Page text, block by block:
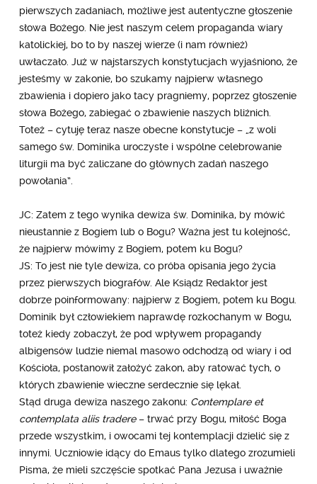
pierwszych zadaniach, możliwe jest autentyczne głoszenie
słowa Bożego. Nie jest naszym celem propaganda wiary
katolickiej, bo to by naszej wierze (i nam również)
uwłaczało. Już w najstarszych konstytucjach wyjaśniono, że
jesteśmy w zakonie, bo szukamy najpierw własnego
zbawienia i dopiero jako tacy pragniemy, poprzez głoszenie
słowa Bożego, zabiegać o zbawienie naszych bliźnich.
Toteż – cytuję teraz nasze obecne konstytucje – „z woli
samego św. Dominika uroczyste i wspólne celebrowanie
liturgii ma być zaliczane do głównych zadań naszego
powołania”.
JC: Zatem z tego wynika dewiza św. Dominika, by mówić
nieustannie z Bogiem lub o Bogu? Ważna jest tu kolejność,
że najpierw mówimy z Bogiem, potem ku Bogu?
JS: To jest nie tyle dewiza, co próba opisania jego życia
przez pierwszych biografów. Ale Ksiądz Redaktor jest
dobrze poinformowany: najpierw z Bogiem, potem ku Bogu.
Dominik był człowiekiem naprawdę rozkochanym w Bogu,
toteż kiedy zobaczył, że pod wpływem propagandy
albigensów ludzie niemal masowo odchodzą od wiary i od
Kościoła, postanowił założyć zakon, aby ratować tych, o
których zbawienie wieczne serdecznie się lękał.
Stąd druga dewiza naszego zakonu: Contemplare et
contemplata aliis tradere– trwać przy Bogu, miłość Boga
przede wszystkim, i owocami tej kontemplacji dzielić się z
innymi. Uczniowie idący do Emaus tylko dlatego zrozumieli
Pisma, że mieli szczęście spotkać Pana Jezusa i uważnie